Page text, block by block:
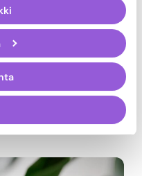
Treston ottaa käyttöön
kehittämiseen.
tehokkaamman